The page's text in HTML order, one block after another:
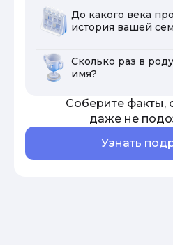
До какого века
история вашей
Сколько раз в
имя?
Соберите факты,
даже не
Узнать